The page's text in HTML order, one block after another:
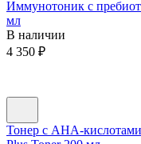
Иммунотоник с
мл
В наличии
4 350 ₽
Тонер с AHA-